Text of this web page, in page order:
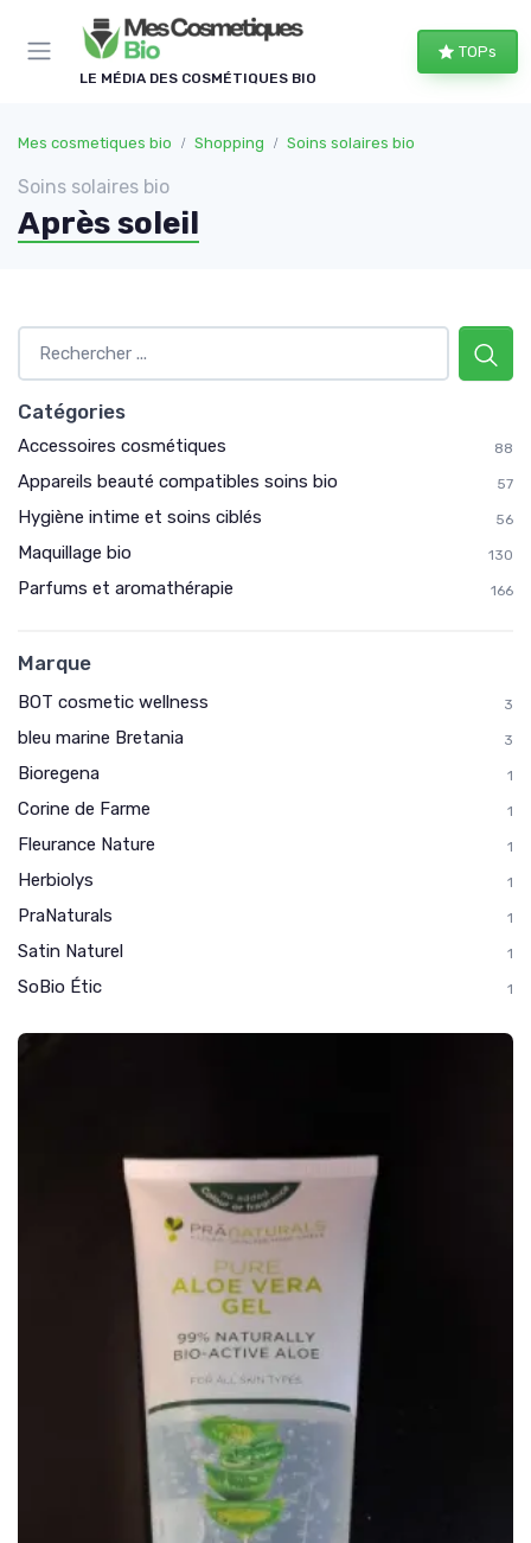
LE MÉDIA DES COSMÉTIQUES BIO
TOPs
Mes cosmetiques bio Shopping Soins solaires bio
Soins solaires bio
Après soleil
Catégories
Accessoires cosmétiques 88
Appareils beauté compatibles soins bio 57
Hygiène intime et soins ciblés 56
Maquillage bio 130
Parfums et aromathérapie 166
Marque
BOT cosmetic wellness 3
bleu marine Bretania 3
Bioregena 1
Corine de Farme 1
Fleurance Nature 1
Herbiolys 1
PraNaturals 1
Satin Naturel 1
SoBio Étic 1
Panneau de gestion des cookies